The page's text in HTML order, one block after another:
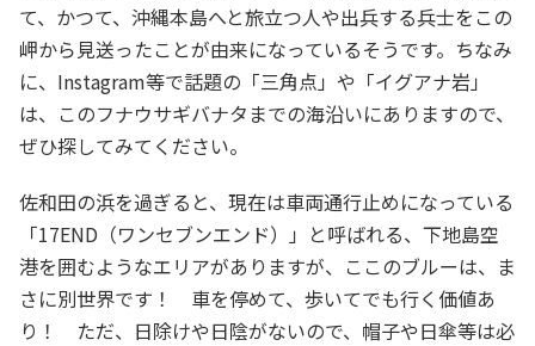
て、かつて、沖縄本島へと旅立つ人や出兵する兵士をこの
岬から見送ったことが由来になっているそうです。ちなみ
に、Instagram等で話題の「三角点」や「イグアナ岩」
は、このフナウサギバナタまでの海沿いにありますので、
ぜひ探してみてください。
佐和田の浜を過ぎると、現在は車両通行止めになっている
「17END（ワンセブンエンド）」と呼ばれる、下地島空
港を囲むようなエリアがありますが、ここのブルーは、ま
さに別世界です！ 車を停めて、歩いてでも行く価値あ
り！ ただ、日除けや日陰がないので、帽子や日傘等は必